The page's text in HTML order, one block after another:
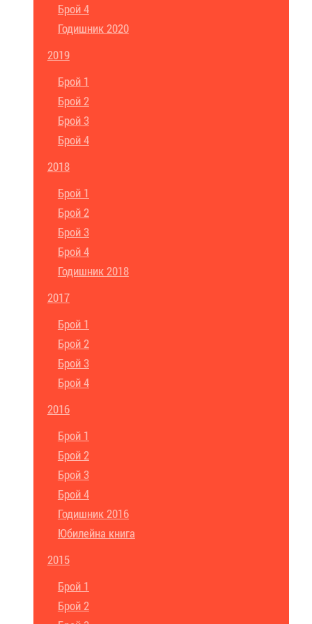
Брой 4
Годишник 2020
2019
Брой 1
Брой 2
Брой 3
Брой 4
2018
Брой 1
Брой 2
Брой 3
Брой 4
Годишник 2018
2017
Брой 1
Брой 2
Брой 3
Брой 4
2016
Брой 1
Брой 2
Брой 3
Брой 4
Годишник 2016
Юбилейна книга
2015
Брой 1
Брой 2